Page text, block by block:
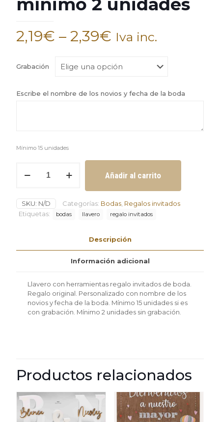
2,19€ – 2,39€ Iva inc.
Grabación
Escribe el nombre de los novios y fecha de la boda
Mínimo 15 unidades
con
invitados
de
unidades
Añadir al carrito
SKU: N/D Categorías: Bodas Regalos invitados
Etiquetas:
bodas llavero regalo invitados
Descripción
Información adicional
Llavero con herramientas regalo invitados de boda.
Regalo original. Personalizado con nombre de los
novios y fecha de la boda. Mínimo 15 unidades si es
con grabación. Mínimo 2 unidades sin grabación.
Productos relacionados